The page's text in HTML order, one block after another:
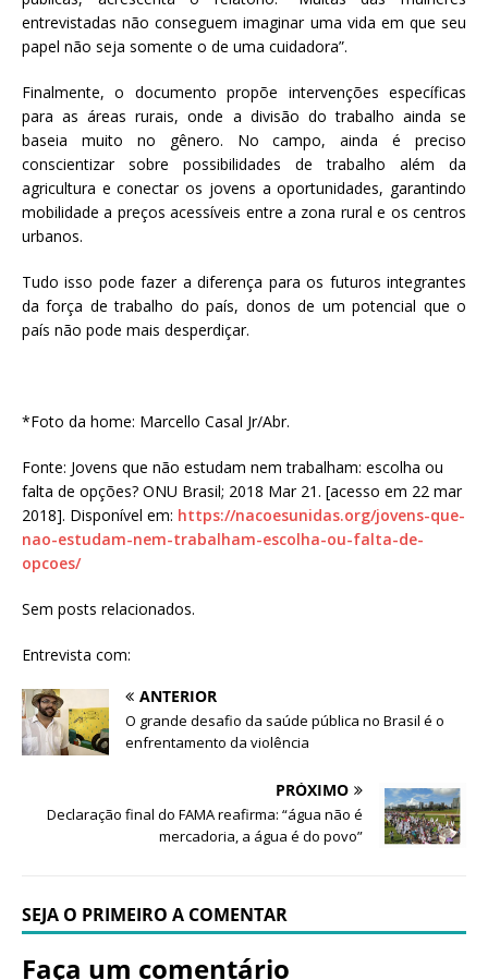
entrevistadas não conseguem imaginar uma vida em que seu
papel não seja somente o de uma cuidadora”.
Finalmente, o documento propõe intervenções específicas
para as áreas rurais, onde a divisão do trabalho ainda se
baseia muito no gênero. No campo, ainda é preciso
conscientizar sobre possibilidades de trabalho além da
agricultura e conectar os jovens a oportunidades, garantindo
mobilidade a preços acessíveis entre a zona rural e os centros
urbanos.
Tudo isso pode fazer a diferença para os futuros integrantes
da força de trabalho do país, donos de um potencial que o
país não pode mais desperdiçar.
*Foto da home: Marcello Casal Jr/Abr.
Fonte: Jovens que não estudam nem trabalham: escolha ou
falta de opções? ONU Brasil; 2018 Mar 21. [acesso em 22 mar
2018]. Disponível em: https://nacoesunidas.org/jovens-que-
nao-estudam-nem-trabalham-escolha-ou-falta-de-
opcoes/
Sem posts relacionados.
Entrevista com:
ANTERIOR
O grande desafio da saúde pública no Brasil é o
enfrentamento da violência
PRÓXIMO
Declaração final do FAMA reafirma: “água não é
mercadoria, a água é do povo”
SEJA O PRIMEIRO A COMENTAR
Faça um comentário